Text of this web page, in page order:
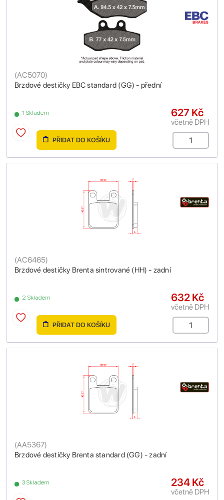
Brzdové destičky EBC standard (GG) - přední
(AC5070)
1 Skladem 627 Kč
včetně DPH
PŘIDAT DO KOŠÍKU
Brzdové destičky Brenta sintrované (HH) - zadní
(AC6465)
2 Skladem 632 Kč
včetně DPH
PŘIDAT DO KOŠÍKU
Brzdové destičky Brenta standard (GG) - zadní
(AA5367)
3 Skladem 234 Kč
včetně DPH